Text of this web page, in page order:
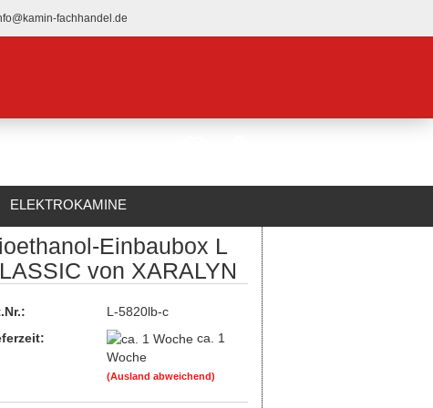
fachhandel.de
ELEKTROKAMINE
ÜBER UNS
Einbaubox L
von XARALYN
L-5820lb-c
ca. 1
Woche
(Ausland abweichend)